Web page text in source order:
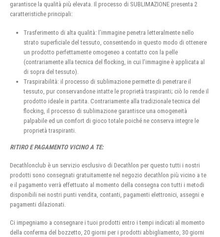
garantisce la qualità più elevata. Il processo di SUBLIMAZIONE presenta 2
caratteristiche principali:
Trasferimento di alta qualità: l’immagine penetra letteralmente nello
strato superficiale del tessuto, consentendo in questo modo di ottenere
un prodotto perfettamente omogeneo a contatto con la pelle
(contrariamente alla tecnica del flocking, in cui l’immagine è applicata al
di sopra del tessuto).
Traspirabilità: il processo di sublimazione permette di penetrare il
tessuto, pur conservandone intatte le proprietà traspiranti; ciò lo rende il
prodotto ideale in partita. Contrariamente alla tradizionale tecnica del
flocking, il processo di sublimazione garantisce una omogeneità
palpabile ed un comfort di gioco totale poiché ne conserva integre le
proprietà traspiranti.
RITIRO E PAGAMENTO VICINO A TE:
Decathlonclub è un servizio esclusivo di Decathlon per questo tutti i nostri
prodotti sono consegnati gratuitamente nel negozio decathlon più vicino a te
e il pagamento verrà effettuato al momento della consegna con tutti i metodi
disponibili nei nostri punti vendita, contanti, pagamenti elettronici, assegni e
pagamenti dilazionati.
Ci impegniamo a consegnare i tuoi prodotti entro i tempi indicati al momento
della conferma del bozzetto, 20 giorni per i prodotti abbigliamento, 30 giorni